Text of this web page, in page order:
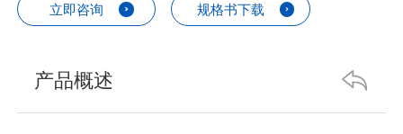
立即咨询 规格书下载
产品概述